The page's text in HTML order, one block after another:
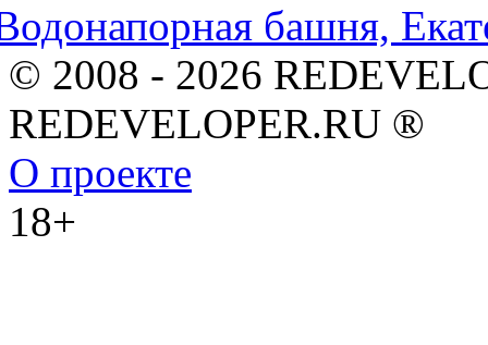
башня,
© 2008 - 2026
REDEVELOPER.RU ®
О проекте
18+